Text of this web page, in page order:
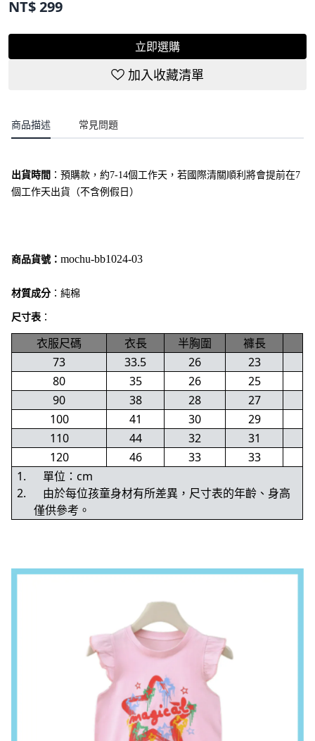
NT$299
立即選購
加入收藏清單
商品描述 常見問題
出貨時間 ： 預購款，約7-14個工作天，若國際清關順利將會提前在7
個工作天出貨（不含例假日）
商品貨號： mochu-bb1024-03
材質成分 ：純棉
尺寸表 ：
衣服尺碼 衣長 半胸圍
褲長
73
33.5 26
23
80
35 26
25
90
38 28
27
100
41 30
29
110
44 32
31
120
46 33
33
1.
單位：cm
2.
由於每位孩童身材有所差異，尺寸表的年齡、身高
僅供參考。